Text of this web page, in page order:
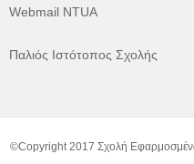
Webmail NTUA
Παλιός Ιστότοπος Σχολής
©Copyright 2017 Σχολή